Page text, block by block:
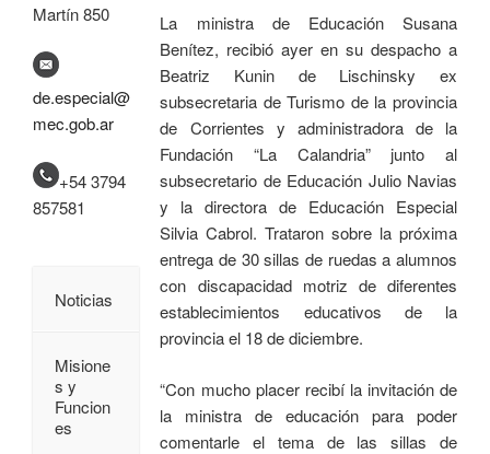
La ministra de Educación Susana
Benítez, recibió ayer en su despacho a
Beatriz Kunin de Lischinsky ex
subsecretaria de Turismo de la provincia
de Corrientes y administradora de la
Fundación “La Calandria” junto al
subsecretario de Educación Julio Navias
y la directora de Educación Especial
Silvia Cabrol. Trataron sobre la próxima
entrega de 30 sillas de ruedas a alumnos
con discapacidad motriz de diferentes
establecimientos educativos de la
provincia el 18 de diciembre.
“Con mucho placer recibí la invitación de
la ministra de educación para poder
comentarle el tema de las sillas de
Martín 850
de.especial@
mec.gob.ar
+54 3794
857581
Noticias
Misione
s y
Funcion
es